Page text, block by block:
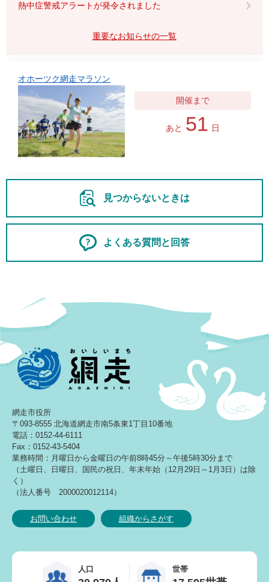
熱中症警戒アラートが発令されました
重要なお知らせの一覧
オホーツク網走マラソン
あと 51 日
見つからないときは
よくある質問と回答
網走市役所
〒093-8555 北海道網走市南5条東1丁目10番地
電話：0152-44-6111
Fax：0152-43-5404
業務時間：月曜日から金曜日の午前8時45分～午後5時30分まで
（土曜日、日曜日、国民の祝日、年末年始（12月29日～1月3日）は除
く）
（法人番号 2000020012114）
お問い合わせ 組織からさがす
人口 世帯